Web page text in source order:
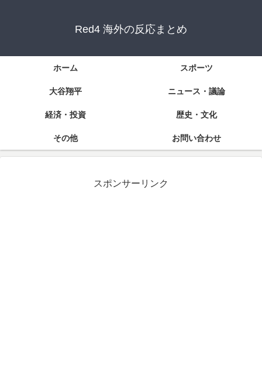
Red4 海外の反応まとめ
ホーム スポーツ
大谷翔平 ニュース・議論
経済・投資 歴史・文化
その他 お問い合わせ
スポンサーリンク